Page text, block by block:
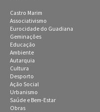
Castro Marim
Associativismo
Eurocidade do Guadiana
Geminações
Educação
Ambiente
Autarquia
Cultura
Desporto
Ação Social
Urbanismo
Saúde e Bem-Estar
Obras